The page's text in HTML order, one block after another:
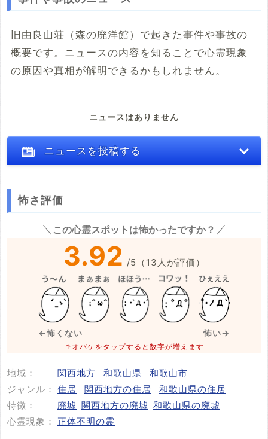
旧由良山荘（森の廃洋館）で起きた事件や事故の
概要です。ニュースの内容を知ることで心霊現象
の原因や真相が解明できるかもしれません。
ニュースはありません
ニュースを投稿する
※心霊体験談や怖い話はコメント欄での投稿をお願いします。
※事件・事故が起きた日付
投稿する
怖さ評価
この心霊スポットは怖かったですか？
3.92 /5 （ 13 人が評価）
←怖くない 怖い→
↑オバケをタップすると数字が増えます
地域： 関西地方 和歌山県
和歌山市
ジャンル： 住居 関西地方の住居
和歌山県の住居
特徴：
廃墟 関西地方の廃墟 和歌山県の廃墟
心霊現象：
正体不明の霊